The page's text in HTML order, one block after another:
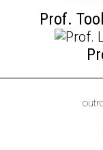
Prof.